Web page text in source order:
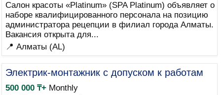
Салон красоты «Platinum» (SPA Platinum) объявляет о
наборе квалифицированного персонала на позицию
администратора рецепции в филиал города Алматы.
Вакансия открыта для...
📍 Алматы (AL)
Электрик-монтажник с допуском к работам
500 000 ₸+Monthly